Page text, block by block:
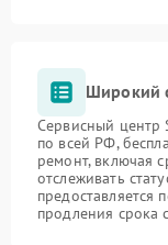
Широкий
Сервисный центр
по всей РФ,
ремонт, включая
отслеживать
предоставляется
продления срока